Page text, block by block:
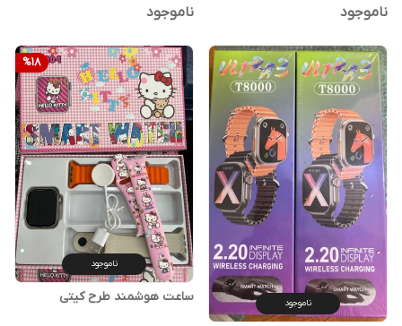
ناموجود ناموجود
ناموجود
%18
ناموجود
ساعت هوشمند طرح کیتی